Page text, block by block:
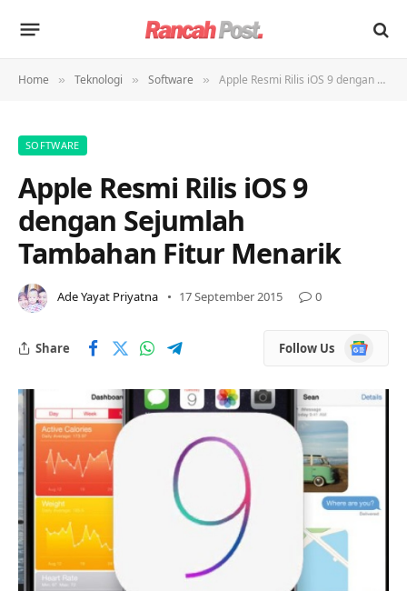
Home » Teknologi » Software » Apple Resmi Rilis iOS 9 dengan Sejumlah Tambahan Fitur Menarik
SOFTWARE
Apple Resmi Rilis iOS 9
dengan Sejumlah
Tambahan Fitur Menarik
Ade Yayat Priyatna 17 September 2015 0
Share Follow Us
Google
News